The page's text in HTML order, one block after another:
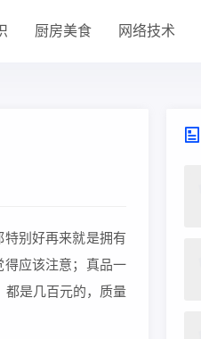
厨房美食 网络技术
别好再来就是拥有
应该注意；真品一
都是几百元的，质量